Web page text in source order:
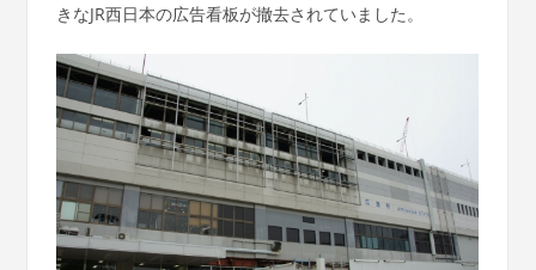
きなJR西日本の広告看板が撤去されていました。